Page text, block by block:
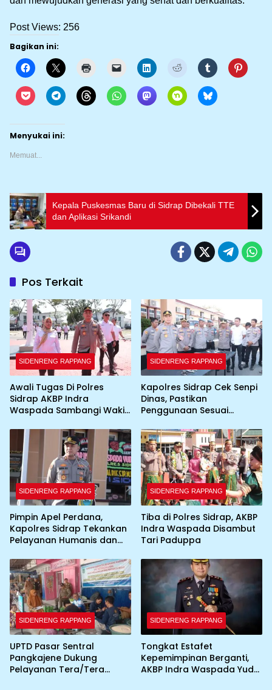
Post Views: 256
Bagikan ini:
Menyukai ini:
Memuat...
Kepala Puskesmas Baru di Sidrap Dibekali TTE
dan Aplikasi Srikandi
Pos Terkait
SIDENRENG RAPPANG
Awali Tugas Di Polres
Sidrap AKBP Indra
Waspada Sambangi Wakil
SIDENRENG RAPPANG
Kapolres Sidrap Cek Senpi
Dinas, Pastikan
Penggunaan Sesuai
SIDENRENG RAPPANG
Pimpin Apel Perdana,
Kapolres Sidrap Tekankan
Pelayanan Humanis dan
SIDENRENG RAPPANG
Tiba di Polres Sidrap, AKBP
Indra Waspada Disambut
Tari Paduppa
SIDENRENG RAPPANG
UPTD Pasar Sentral
Pangkajene Dukung
Pelayanan Tera/Tera
SIDENRENG RAPPANG
Tongkat Estafet
Kepemimpinan Berganti,
AKBP Indra Waspada Yuda